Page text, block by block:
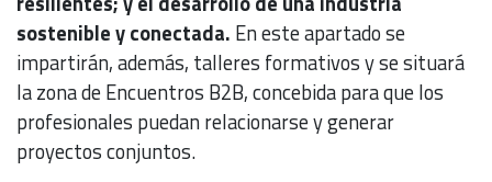
sostenible y conectada. En este apartado se
impartirán, además, talleres formativos y se situará
la zona de Encuentros B2B, concebida para que los
profesionales puedan relacionarse y generar
proyectos conjuntos.